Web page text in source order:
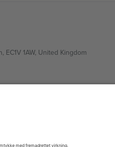
EC1V 1AW, United Kingdom